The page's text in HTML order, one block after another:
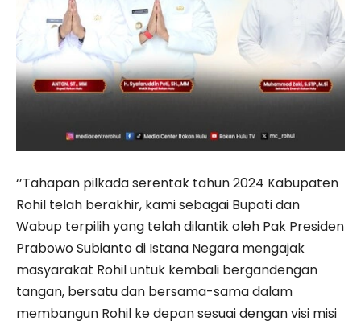
‘’Tahapan pilkada serentak tahun 2024 Kabupaten
Rohil telah berakhir, kami sebagai Bupati dan
Wabup terpilih yang telah dilantik oleh Pak Presiden
Prabowo Subianto di Istana Negara mengajak
masyarakat Rohil untuk kembali bergandengan
tangan, bersatu dan bersama-sama dalam
membangun Rohil ke depan sesuai dengan visi misi